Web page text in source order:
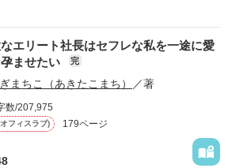
恋心を抱いていた美桜。
きっかけに二人の関係は壊れてしまう。
ま、美桜は両親の離婚によって
哲平とも離れ離れになった。
エリート社長はセフレな私を一途に愛
孕ませたい
完
まちこ（あきたこまち） ／著
数/207,975
フィスラブ) 179ページ